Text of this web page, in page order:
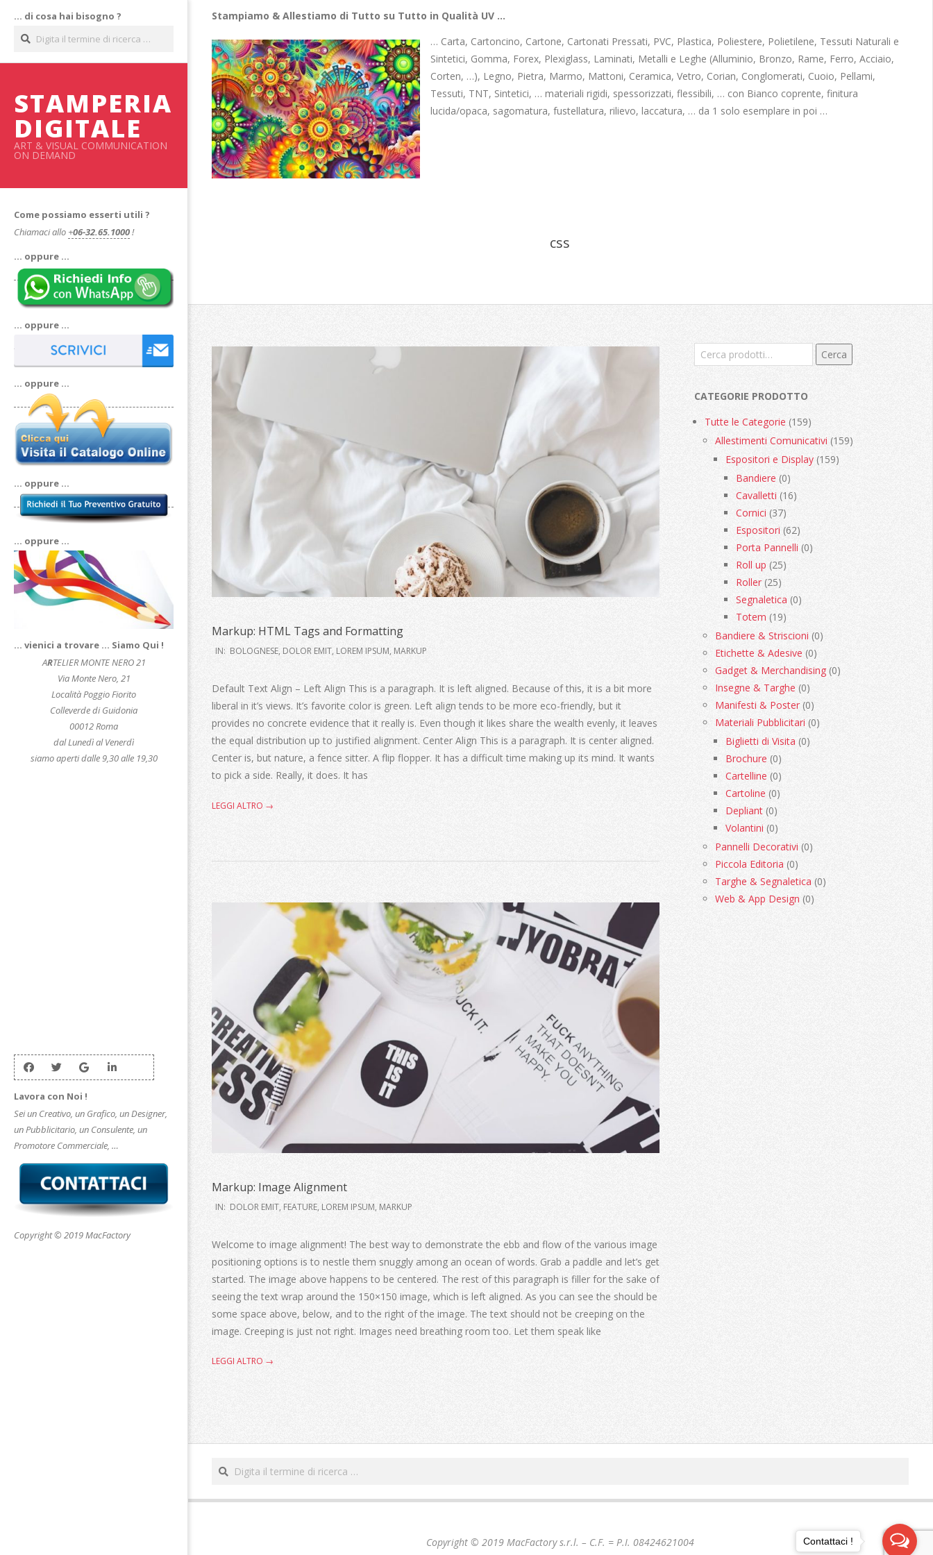
contenuto
… di cosa hai bisogno ?
Cerca
STAMPERIA
DIGITALE
ART & VISUAL COMMUNICATION
ON DEMAND
Come possiamo esserti utili ?
Chiamaci allo +06-32.65.1000!
… oppure …
… oppure …
… oppure …
… oppure …
… oppure …
… vienici a trovare … Siamo Qui !
ARTELIER MONTE NERO 21
Via Monte Nero, 21
Località Poggio Fiorito
Colleverde di Guidonia
00012 Roma
dal Lunedì al Venerdì
siamo aperti dalle 9,30 alle 19,30
Lavora con Noi !
Sei un Creativo, un Grafico, un Designer,
un Pubblicitario, un Consulente, un
Promotore Commerciale, …
Copyright © 2019 MacFactory
Stampiamo & Allestiamo di Tutto su Tutto in Qualità UV …
… Carta, Cartoncino, Cartone, Cartonati Pressati, PVC, Plastica, Poliestere, Polietilene, Tessuti Naturali e
Sintetici, Gomma, Forex, Plexiglass, Laminati, Metalli e Leghe (Alluminio, Bronzo, Rame, Ferro, Acciaio,
Corten, …), Legno, Pietra, Marmo, Mattoni, Ceramica, Vetro, Corian, Conglomerati, Cuoio, Pellami,
Tessuti, TNT, Sintetici, … materiali rigidi, spessorizzati, flessibili, … con Bianco coprente, finitura
lucida/opaca, sagomatura, fustellatura, rilievo, laccatura, … da 1 solo esemplare in poi …
css
Markup: HTML Tags and Formatting
2015-
IN: BOLOGNESE, DOLOR EMIT, LOREM IPSUM, MARKUP
Default Text Align – Left Align This is a paragraph. It is left aligned. Because of this, it is a bit more
liberal in it’s views. It’s favorite color is green. Left align tends to be more eco-friendly, but it
provides no concrete evidence that it really is. Even though it likes share the wealth evenly, it leaves
the equal distribution up to justified alignment. Center Align This is a paragraph. It is center aligned.
Center is, but nature, a fence sitter. A flip flopper. It has a difficult time making up its mind. It wants
to pick a side. Really, it does. It has
LEGGI ALTRO →
Markup: Image Alignment
2015-
IN: DOLOR EMIT, FEATURE, LOREM IPSUM, MARKUP
Welcome to image alignment! The best way to demonstrate the ebb and flow of the various image
positioning options is to nestle them snuggly among an ocean of words. Grab a paddle and let’s get
started. The image above happens to be centered. The rest of this paragraph is filler for the sake of
seeing the text wrap around the 150×150 image, which is left aligned. As you can see the should be
some space above, below, and to the right of the image. The text should not be creeping on the
image. Creeping is just not right. Images need breathing room too. Let them speak like
LEGGI ALTRO →
Cerca: Cerca
CATEGORIE PRODOTTO
Tutte le Categorie (159)
Allestimenti Comunicativi (159)
Espositori e Display (159)
Bandiere (0)
Cavalletti (16)
Cornici (37)
Espositori (62)
Porta Pannelli (0)
Roll up (25)
Roller (25)
Segnaletica (0)
Totem (19)
Bandiere & Striscioni (0)
Etichette & Adesive (0)
Gadget & Merchandising (0)
Insegne & Targhe (0)
Manifesti & Poster (0)
Materiali Pubblicitari (0)
Biglietti di Visita (0)
Brochure (0)
Cartelline (0)
Cartoline (0)
Depliant (0)
Volantini (0)
Pannelli Decorativi (0)
Piccola Editoria (0)
Targhe & Segnaletica (0)
Web & App Design (0)
Copyright © 2019 MacFactory s.r.l. – C.F. = P.I. 08424621004 Contattaci !